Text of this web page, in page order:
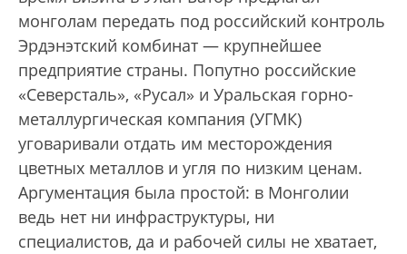
монголам передать под российский контроль
Эрдэнэтский комбинат — крупнейшее
предприятие страны. Попутно российские
«Северсталь», «Русал» и Уральская горно-
металлургическая компания (УГМК)
уговаривали отдать им месторождения
цветных металлов и угля по низким ценам.
Аргументация была простой: в Монголии
ведь нет ни инфраструктуры, ни
специалистов, да и рабочей силы не хватает,